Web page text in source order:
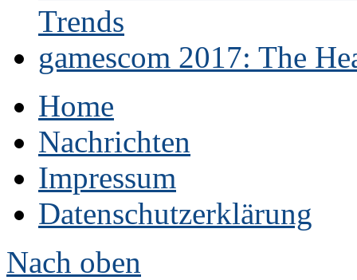
Trends
gamescom 2017: The
Home
Nachrichten
Impressum
Datenschutzerklärung
Nach oben